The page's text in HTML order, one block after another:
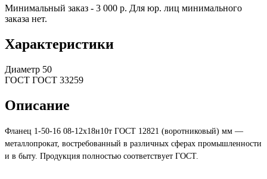
Минимальный заказ - 3 000 р. Для юр. лиц минимального
заказа нет.
Характеристики
Диаметр 50
ГОСТ ГОСТ 33259
Описание
Фланец 1-50-16 08-12х18н10т ГОСТ 12821 (воротниковый) мм —
металлопрокат, востребованный в различных сферах промышленности
и в быту. Продукция полностью соответствует ГОСТ.